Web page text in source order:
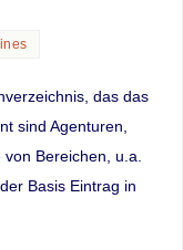
das das
sind Agenturen,
Bereichen, u.a.
Basis Eintrag in